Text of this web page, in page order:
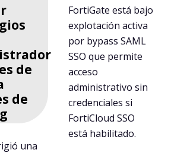
de
de
una
FortiGate está bajo
explotación activa
por bypass SAML
SSO que permite
acceso
administrativo sin
credenciales si
FortiCloud SSO
está habilitado.